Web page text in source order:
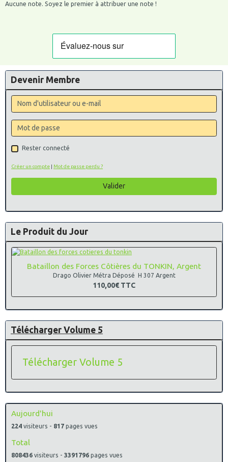
Aucune note. Soyez le premier à attribuer une note !
Devenir Membre
Rester connecté
Créer un compte | Mot de passe perdu ?
Valider
Le Produit du Jour
Bataillon des Forces Côtières du TONKIN, Argent
Drago Olivier Métra Déposé H 307 Argent
110,00€ TTC
Télécharger Volume 5
Télécharger Volume 5
Aujourd'hui
224 visiteurs - 817 pages vues
Total
808436 visiteurs - 3391796 pages vues